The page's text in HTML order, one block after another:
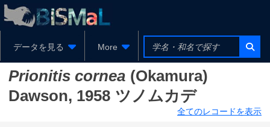
データを見る More
Prionitis cornea (Okamura)
Dawson, 1958 ツノムカデ
全てのレコードを表示